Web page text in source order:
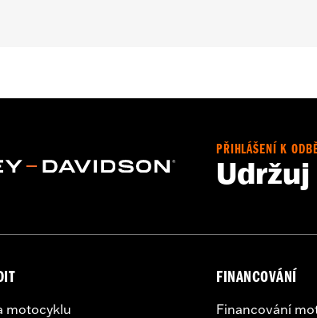
limited warranty – Go towww.h-d.com/warrantyfor
PŘIHLÁŠENÍ K
motocyklu
FINANCOVÁNÍ
Financování